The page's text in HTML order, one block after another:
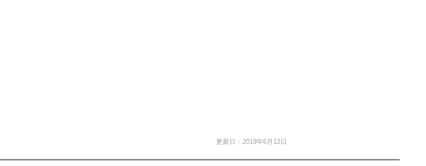
更新日：2019年6月12日